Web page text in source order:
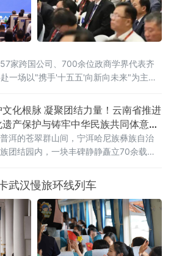
家跨国公司、700余位政商学界代表齐
一场以"携手'十五五'向新向未来"为主题
文化根脉 凝聚团结力量！云南省推进
产保护与铸牢中华民族共同体意识
融合
洱的苍翠群山间，宁洱哈尼族彝族自治
团结园内，一块丰碑静静矗立70余载。
碑，镌刻着云南26个世居民族“从此我们一
德，团结到底，在中国共产党的领导下，
设平等自由幸福的大家庭而奋斗”的铮铮
它是云南各民族手足相亲、守望相助的
见证，更是全省深耕文化遗产保护、活化
源、铸牢中华
武汉慢旅环线列车